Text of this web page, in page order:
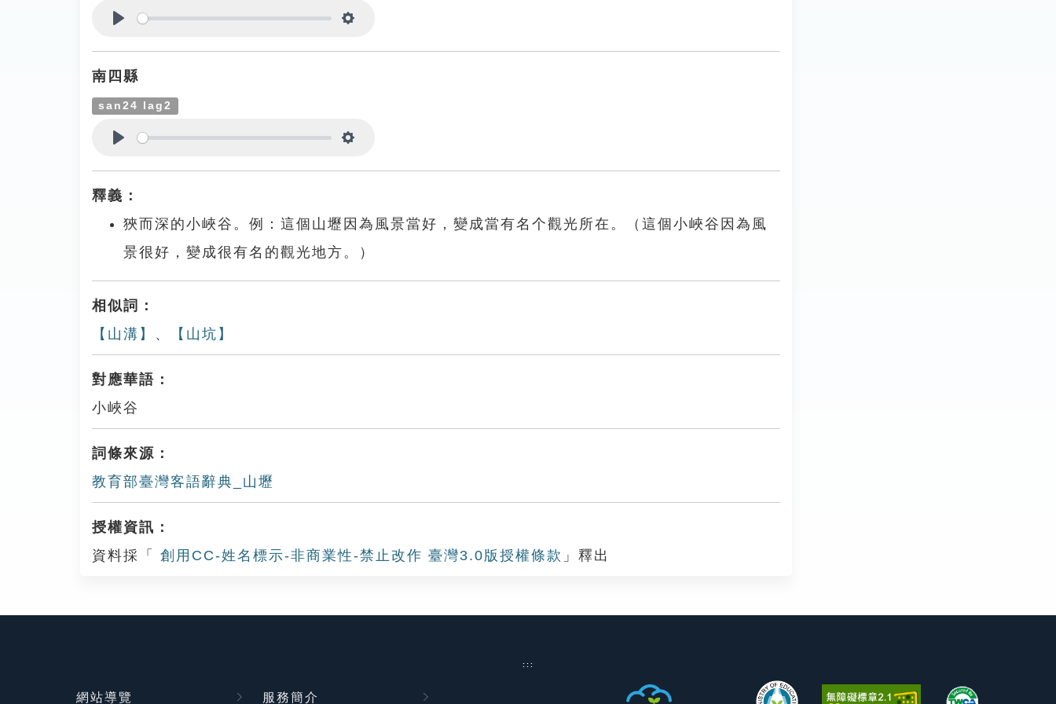
南四縣
san24 lag2
釋義：
狹而深的小峽谷。例：這個山壢因為風景當好，變成當有名个觀光所在。（這個小峽谷因為風
景很好，變成很有名的觀光地方。）
相似詞：
【山溝】 、 【山坑】
對應華語：
小峽谷
詞條來源：
教育部臺灣客語辭典_山壢
授權資訊：
資料採「
創用CC-姓名標示-非商業性-禁止改作 臺灣3.0版授權條款 」釋出
:::
網站導覽 服務簡介